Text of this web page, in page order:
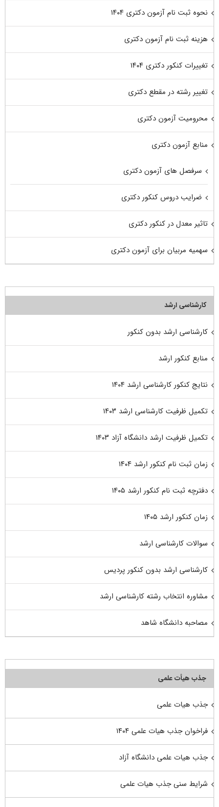
نحوه ثبت نام آزمون دکتری ۱۴۰۴
هزینه ثبت نام آزمون دکتری
تغییرات کنکور دکتری ۱۴۰۴
تغییر رشته در مقطع دکتری
محرومیت آزمون دکتری
منابع آزمون دکتری
سرفصل های آزمون دکتری
ضرایب دروس کنکور دکتری
تاثیر معدل در کنکور دکتری
سهمیه مربیان برای آزمون دکتری
کارشناسی ارشد
کارشناسی ارشد بدون کنکور
منابع کنکور ارشد
نتایج کنکور کارشناسی ارشد ۱۴۰۴
تکمیل ظرفیت کارشناسی ارشد ۱۴۰۳
تکمیل ظرفیت ارشد دانشگاه آزاد ۱۴۰۳
زمان ثبت نام کنکور ارشد ۱۴۰۴
دفترچه ثبت نام کنکور ارشد ۱۴۰۵
زمان کنکور ارشد ۱۴۰۵
سوالات کارشناسی ارشد
کارشناسی ارشد بدون کنکور پردیس
مشاوره انتخاب رشته کارشناسی ارشد
مصاحبه دانشگاه شاهد
جذب هیأت علمی
جذب هیات علمی
فراخوان جذب هیات علمی ۱۴۰۴
جذب هیات علمی دانشگاه آزاد
شرایط سنی جذب هیات علمی